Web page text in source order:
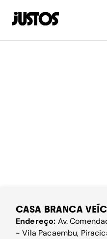
CASA BRANCA
Endereço: Av.
- Vila Pacaembu,